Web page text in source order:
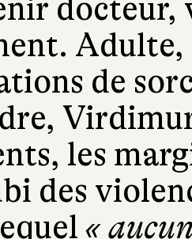
Adulte,
de
les
des
«